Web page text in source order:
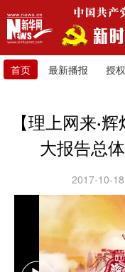
首页 最新播报 授
【理上网来·
大报告总
2017-10-